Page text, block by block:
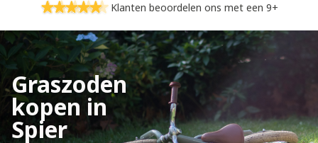
Klanten beoordelen ons met een 9+
Graszoden
kopen in
Spier